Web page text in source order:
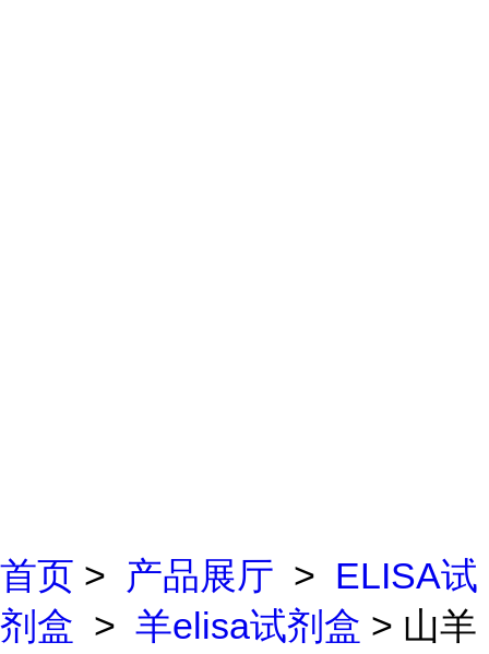
首页 > 产品展厅 > ELISA试
剂盒 > 羊elisa试剂盒 > 山羊